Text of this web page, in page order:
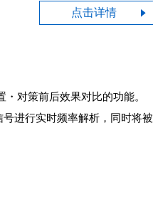
点击详情
・ 对策前后效果对比的功能。
号进行实时频率解析，同时将被